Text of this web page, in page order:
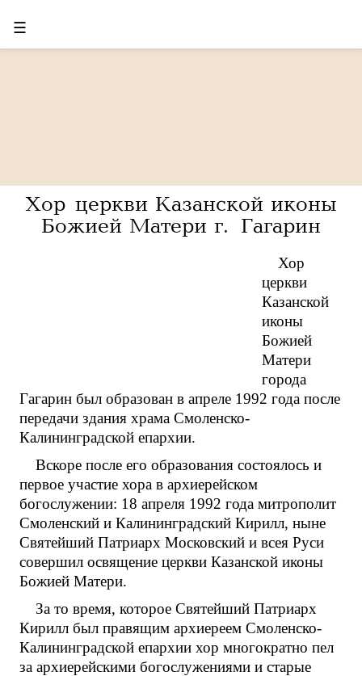
☰
Хор церкви Казанской иконы
Божией Матери г. Гагарин
Хор
церкви
Казанской
иконы
Божией
Матери
города
Гагарин был образован в апреле 1992 года после
передачи здания храма Смоленско-
Калининградской епархии.
Вскоре после его образования состоялось и
первое участие хора в архиерейском
богослужении: 18 апреля 1992 года митрополит
Смоленский и Калининградский Кирилл, ныне
Святейший Патриарх Московский и всея Руси
совершил освящение церкви Казанской иконы
Божией Матери.
За то время, которое Святейший Патриарх
Кирилл был правящим архиереем Смоленско-
Калининградской епархии хор многократно пел
за архиерейскими богослужениями и старые